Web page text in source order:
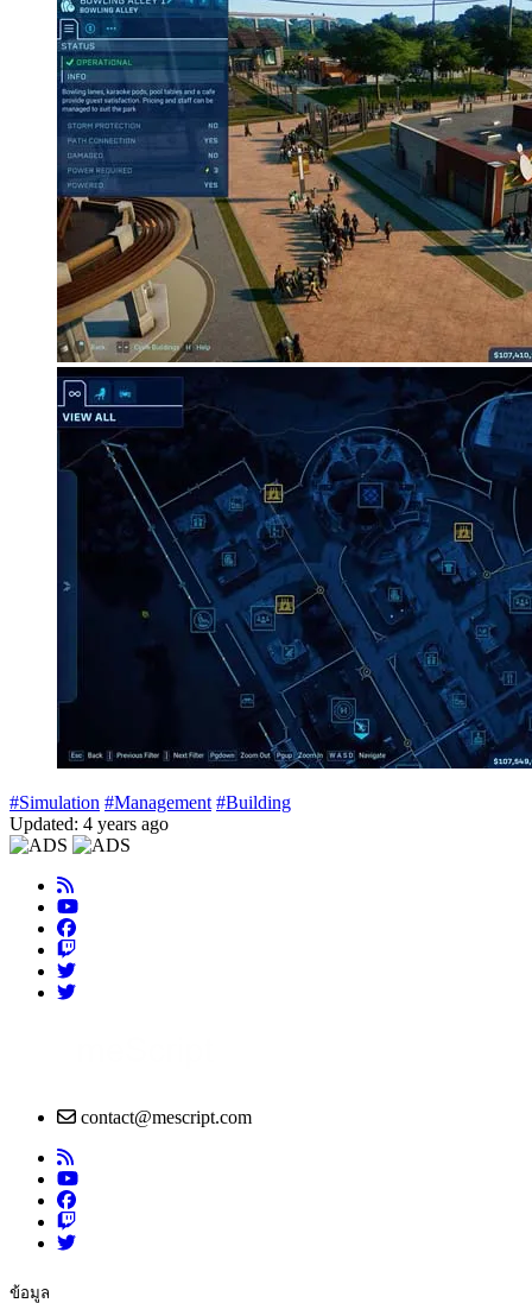
#Simulation #Management #Building
Updated: 4 years ago
contact@mescript.com
ข้อมูล